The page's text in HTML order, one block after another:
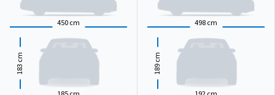
450 cm
183
cm
498 cm
189
cm